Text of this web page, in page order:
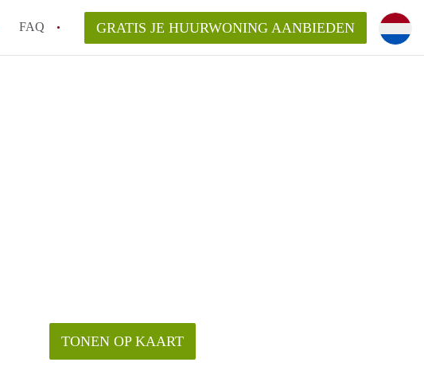
FAQ GRATIS JE HUURWONING AANBIEDEN
TONEN OP KAART